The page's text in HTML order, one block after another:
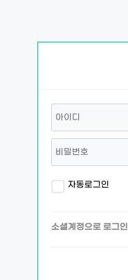
자동로그인
소셜계정으로 로그인